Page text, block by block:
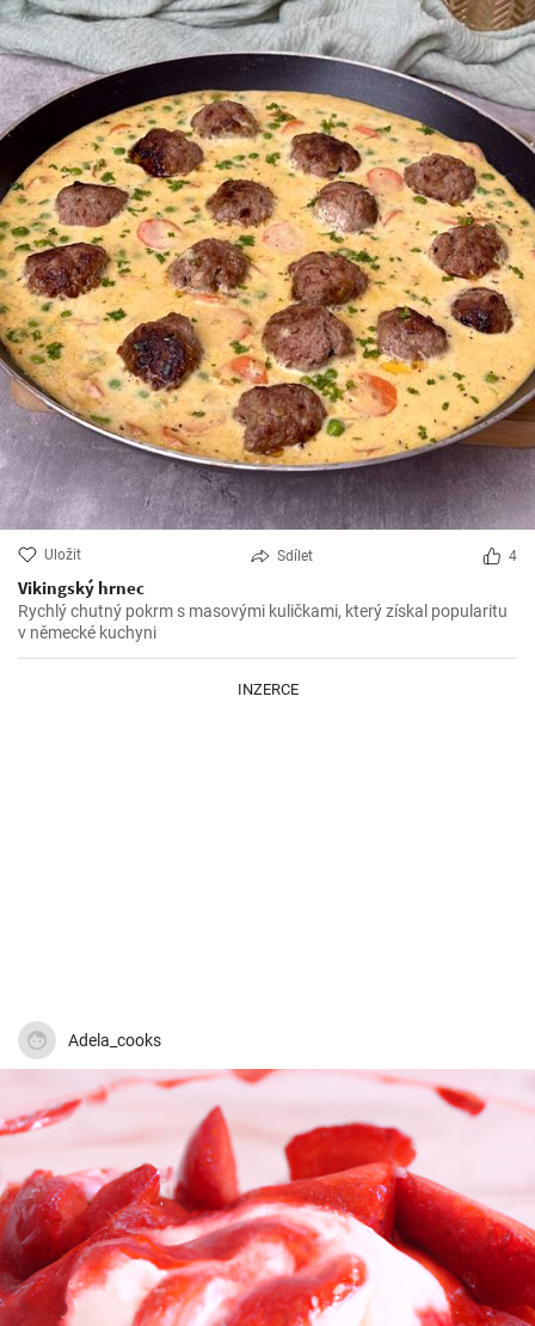
Uložit Sdílet 4
Vikingský hrnec
Rychlý chutný pokrm s masovými kuličkami, který získal popularitu
v německé kuchyni
INZERCE
Adela_cooks